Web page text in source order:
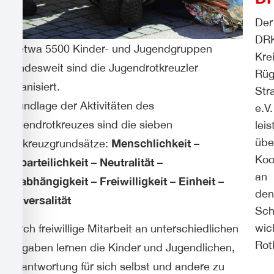
In etwa 5500 Kinder- und Jugendgruppen
bundesweit sind die Jugendrotkreuzler
organisiert.
Grundlage der Aktivitäten des
Jugendrotkreuzes sind die sieben
Rotkreuzgrundsätze: Menschlichkeit –
Unparteilichkeit – Neutralität –
Unabhängigkeit – Freiwilligkeit – Einheit –
Universalität
Durch freiwillige Mitarbeit an unterschiedlichen
Aufgaben lernen die Kinder und Jugendlichen,
Verantwortung für sich selbst und andere zu
Der
e.V.
an
den